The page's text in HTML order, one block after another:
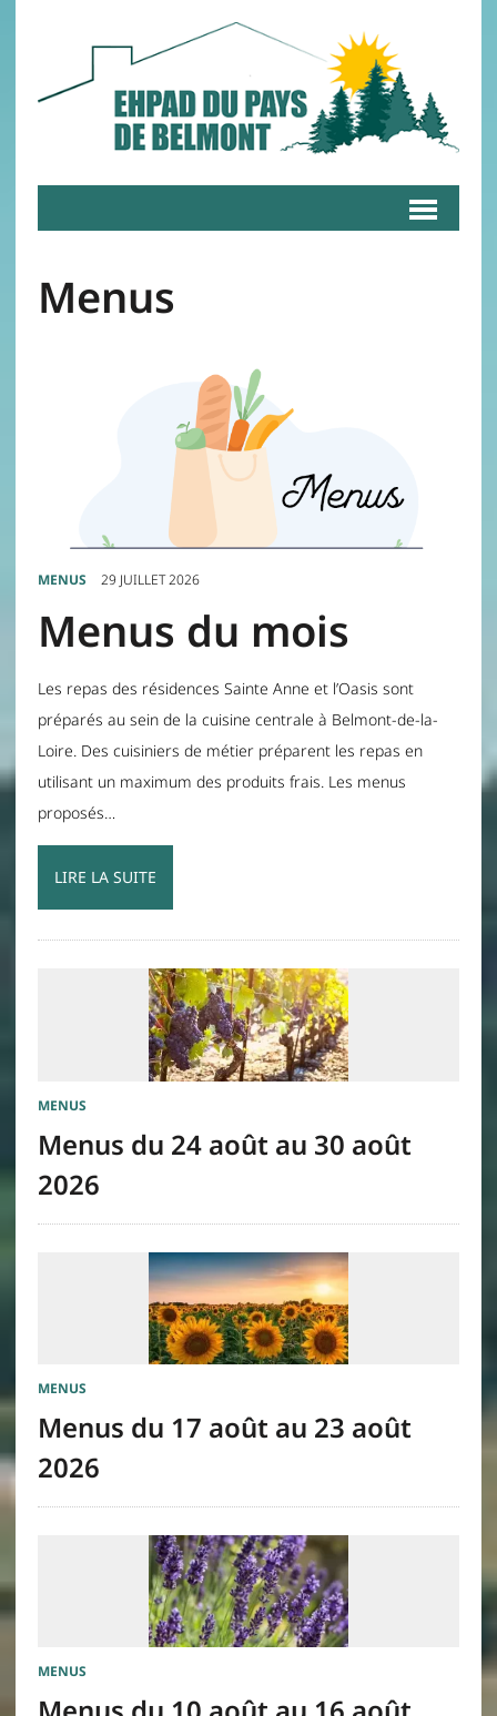
Menus
MENUS 29 JUILLET 2026
Menus du mois
Les repas des résidences Sainte Anne et l’Oasis sont
préparés au sein de la cuisine centrale à Belmont-de-la-
Loire. Des cuisiniers de métier préparent les repas en
utilisant un maximum des produits frais. Les menus
proposés…
LIRE LA SUITE
MENUS
Menus du 24 août au 30 août
2026
MENUS
Menus du 17 août au 23 août
2026
MENUS